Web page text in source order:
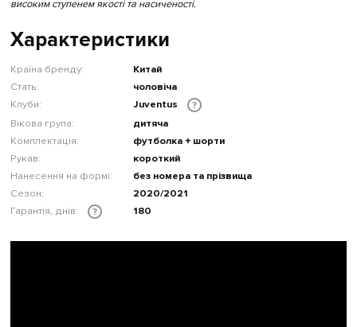
високим ступенем якості та насиченості.
Характеристики
Країна бренду:
Китай
Стать:
чоловіча
Клуби:
Juventus
?
Вікова група:
дитяча
Комплектація:
футболка + шорти
Рукав:
короткий
Нанесення на формі:
без номера та прізвища
Сезон:
2020/2021
Гарантія, днів:
? 180